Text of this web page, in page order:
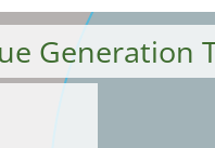
Generation